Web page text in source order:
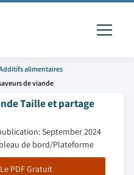
alimentaires
de viande
Taille et partage
September 2024
de bord/Plateforme
PDF Gratuit